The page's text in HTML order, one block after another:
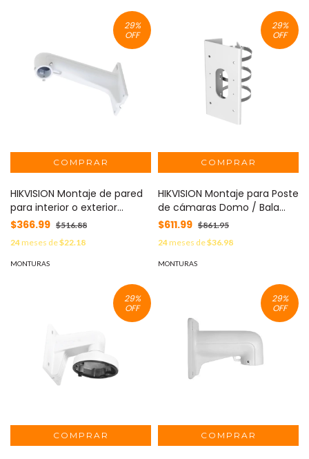
29%
OFF
HIKVISION Montaje de pared
para interior o exterior
compatible con domos PTZ
HIKVISION MOD: DS-1602ZJ
$366.99 $516.88
24meses de$22.18
MONTURAS
29%
OFF
HIKVISION Montaje para Poste
de cámaras Domo / Bala
DS-2CD27XX / DS-2CD26XX
MOD: DS-1475ZJ-SUS
$611.99 $861.95
24meses de$36.98
MONTURAS
29%
OFF
29%
OFF